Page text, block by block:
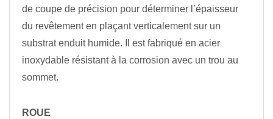
de coupe de précision pour déterminer l’épaisseur
du revêtement en plaçant verticalement sur un
substrat enduit humide. Il est fabriqué en acier
inoxydable résistant à la corrosion avec un trou au
sommet.
ROUE